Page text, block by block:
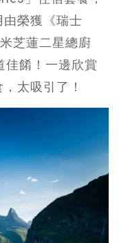
榮獲《瑞士
芝蓮二星總廚
餚！一邊欣賞
太吸引了！